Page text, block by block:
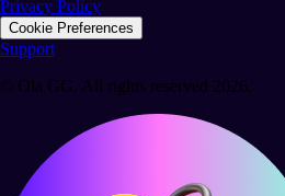
Privacy Policy
Cookie Preferences
Support
© Ola GG. All rights reserved 2026.